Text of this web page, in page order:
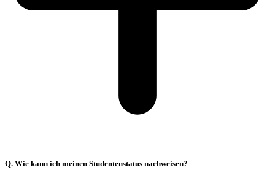
Q. Wie kann ich meinen Studentenstatus nachweisen?